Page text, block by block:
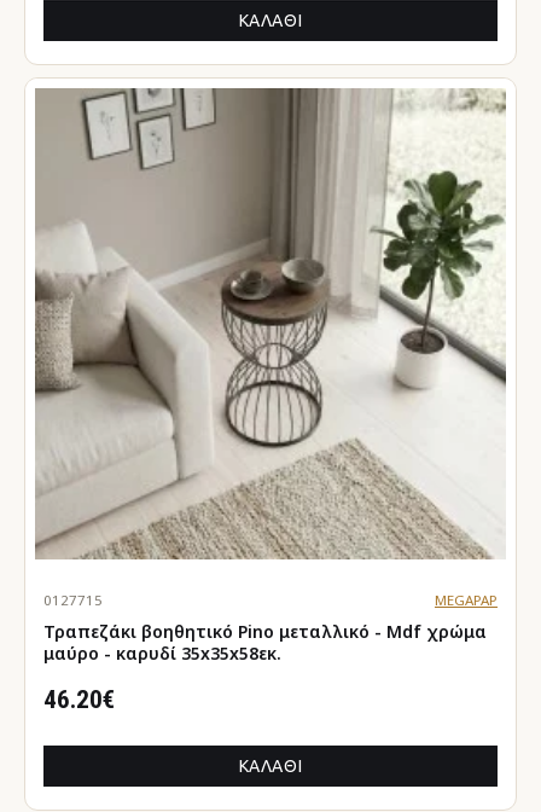
ΚΑΛΆΘΙ
0127715 MEGAPAP
Τραπεζάκι βοηθητικό Pino μεταλλικό - Mdf χρώμα
μαύρο - καρυδί 35x35x58εκ.
46.20€
ΚΑΛΆΘΙ